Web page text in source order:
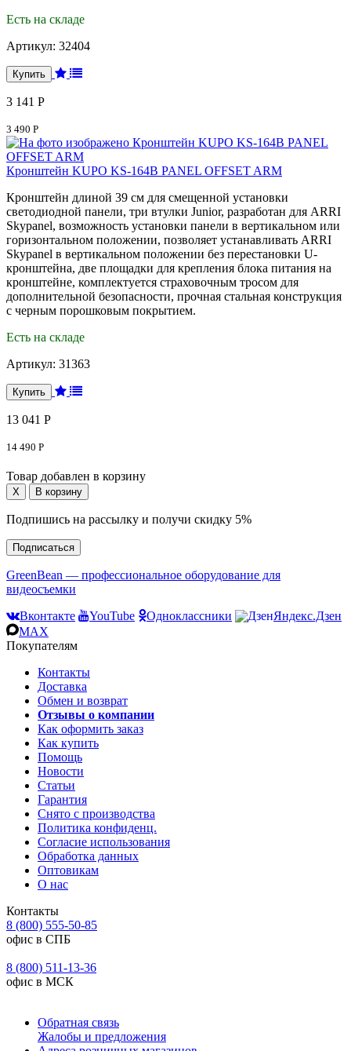
Есть на складе
Артикул: 32404
3 141 Р
3 490 Р
Кронштейн KUPO KS-164B PANEL OFFSET ARM
Кронштейн длиной 39 см для смещенной установки
светодиодной панели, три втулки Junior, разработан для ARRI
Skypanel, возможность установки панели в вертикальном или
горизонтальном положении, позволяет устанавливать ARRI
Skypanel в вертикальном положении без перестановки U-
кронштейна, две площадки для крепления блока питания на
кронштейне, комплектуется страховочным тросом для
дополнительной безопасности, прочная стальная конструкция
с черным порошковым покрытием.
Есть на складе
Артикул: 31363
13 041 Р
14 490 Р
Товар добавлен в корзину
Подпишись на рассылку и получи скидку 5%
Подписаться
GreenBean — профессиональное оборудование для
видеосъемки
Вконтакте
YouTube Одноклассники
Яндекс.Дзен
MAX
Покупателям
Контакты
Доставка
Обмен и возврат
Отзывы о компании
Как оформить заказ
Как купить
Помощь
Новости
Статьи
Гарантия
Снято с производства
Политика конфиденц.
Согласие использования
Обработка данных
Оптовикам
О нас
Контакты
8 (800) 555-50-85
офис в СПБ
8 (800) 511-13-36
офис в МСК
Обратная связь
Жалобы и предложения